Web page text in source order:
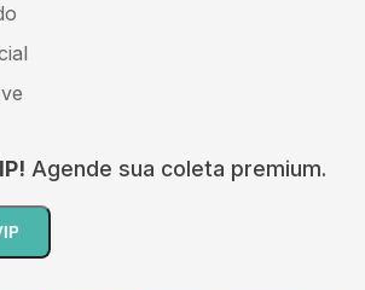
Agende sua coleta premium.